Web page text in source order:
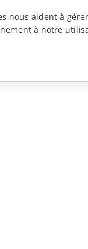
nous aident à
à notre